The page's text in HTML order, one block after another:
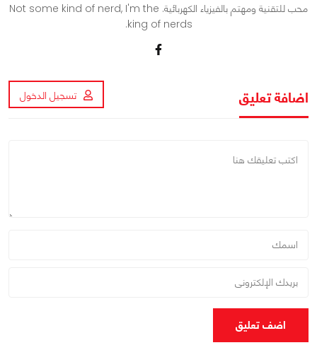
محب للتقنية ومهتم بالفيزياء الكهربائية. Not some kind of nerd, I'm the
king of nerds.
اضافة تعليق تسجيل الدخول
اضف تعليق